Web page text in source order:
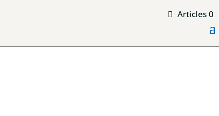
Articles 0